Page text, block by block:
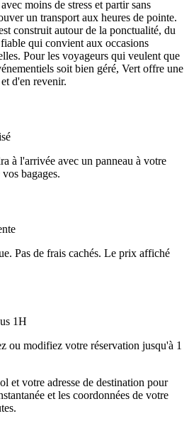
moins de stress et partir sans
un transport aux heures de pointe.
construit autour de la ponctualité, du
qui convient aux occasions
Pour les voyageurs qui veulent que
soit bien géré, Vert offre une
d'en revenir.
à l'arrivée avec un panneau à votre
bagages.
Pas de frais cachés. Le prix affiché
1H
ou modifiez votre réservation jusqu'à 1
et votre adresse de destination pour
et les coordonnées de votre